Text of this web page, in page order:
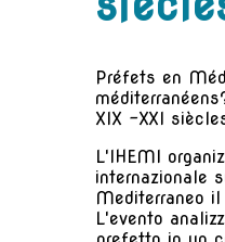
Préfets en
XIX –XXI
L'IHEMI
internazionale
Mediterraneo
L'evento